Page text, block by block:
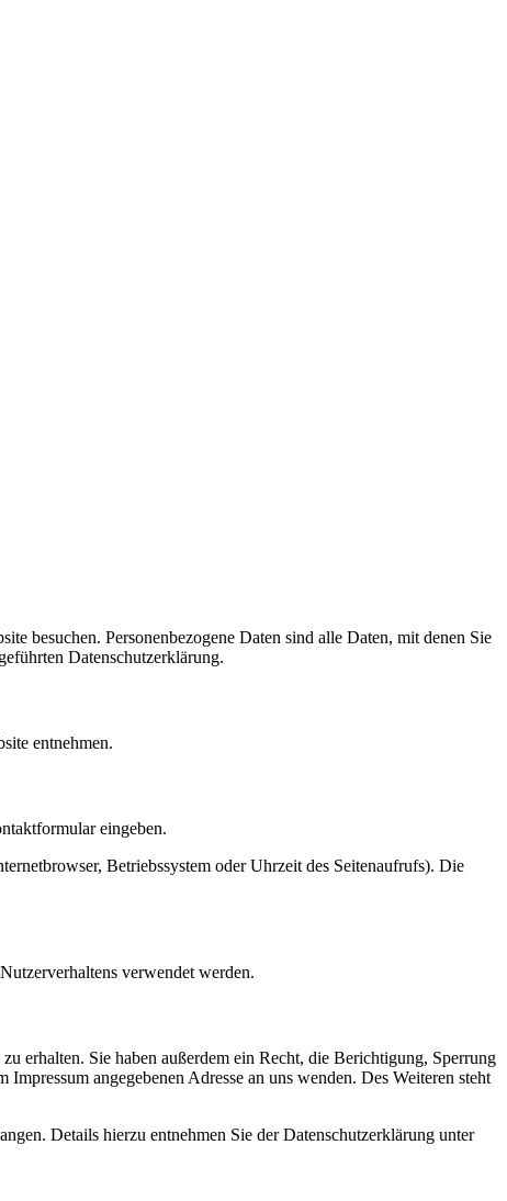
besuchen. Personenbezogene Daten sind alle Daten, mit denen Sie
Datenschutzerklärung.
entnehmen.
eingeben.
Betriebssystem oder Uhrzeit des Seitenaufrufs). Die
verwendet werden.
erhalten. Sie haben außerdem ein Recht, die Berichtigung, Sperrung
angegebenen Adresse an uns wenden. Des Weiteren steht
Details hierzu entnehmen Sie der Datenschutzerklärung unter